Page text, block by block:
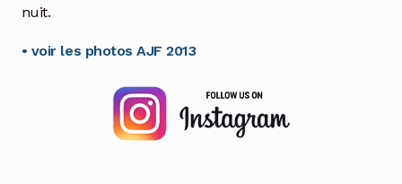
nuit.
• voir les photos AJF 2013